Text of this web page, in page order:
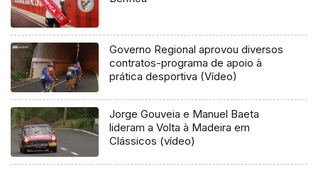
Governo Regional aprovou diversos
contratos-programa de apoio à
prática desportiva (Vídeo)
Jorge Gouveia e Manuel Baeta
lideram a Volta à Madeira em
Clássicos (vídeo)